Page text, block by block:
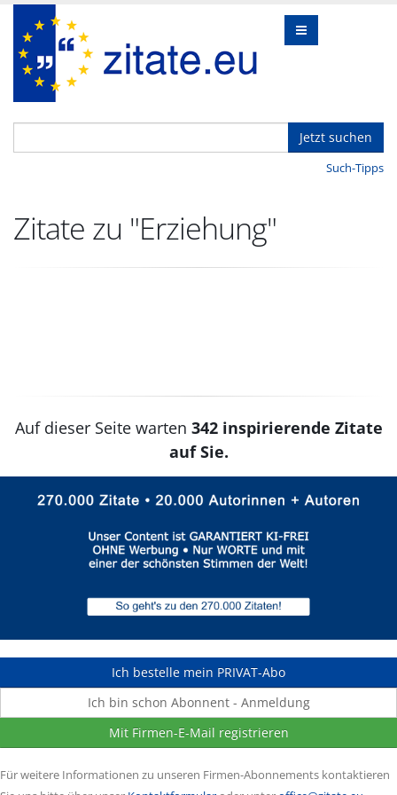
Jetzt suchen
Such-Tipps
Zitate zu "Erziehung"
Auf dieser Seite warten 342 inspirierende Zitate
auf Sie.
Ich bestelle mein PRIVAT-Abo
Ich bin schon Abonnent - Anmeldung
Mit Firmen-E-Mail registrieren
Für weitere Informationen zu unseren Firmen-Abonnements kontaktieren